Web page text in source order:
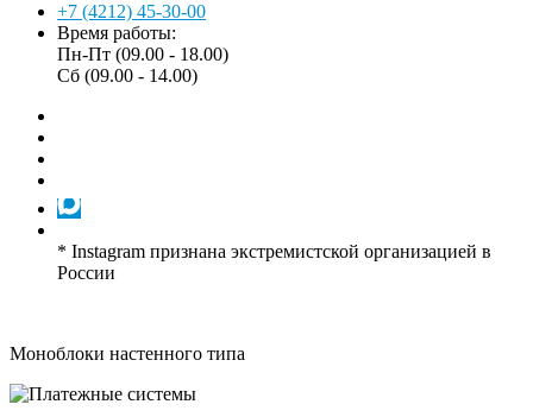
+7 (4212) 45-30-00
Время работы:
Пн-Пт (09.00 - 18.00)
Сб (09.00 - 14.00)
* Instagram признана экстремистской организацией в
России
Моноблоки настенного типа